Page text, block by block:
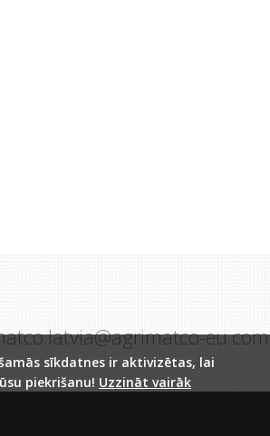
eu.com
sīkdatnes ir aktivizētas, lai
piekrišanu! Uzzināt vairāk